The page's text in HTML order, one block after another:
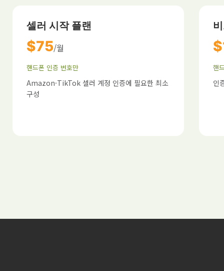
셀러 시작 플랜
$75/월
핸드폰 인증 번호만
Amazon·TikTok 셀러 계정 인증에 필요한 최소
구성
핸
인